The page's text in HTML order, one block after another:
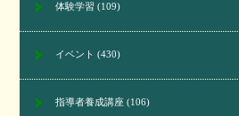
体験学習 (109)
イベント (430)
指導者養成講座(106)